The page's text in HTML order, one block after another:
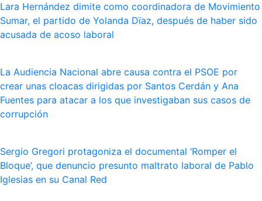
Lara Hernández dimite como coordinadora de Movimiento
Sumar, el partido de Yolanda Dïaz, después de haber sido
acusada de acoso laboral
La Audiencia Nacional abre causa contra el PSOE por
crear unas cloacas dirigidas por Santos Cerdán y Ana
Fuentes para atacar a los que investigaban sus casos de
corrupción
Sergio Gregori protagoniza el documental ‘Romper el
Bloque’, que denuncio presunto maltrato laboral de Pablo
Iglesias en su Canal Red